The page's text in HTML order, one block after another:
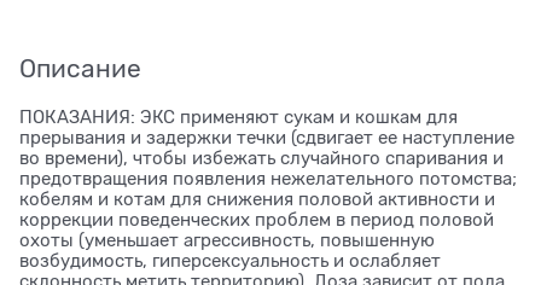
Описание
ПОКАЗАНИЯ: ЭКС применяют сукам и кошкам для
прерывания и задержки течки (сдвигает ее наступление
во времени), чтобы избежать случайного спаривания и
предотвращения появления нежелательного потомства;
кобелям и котам для снижения половой активности и
коррекции поведенческих проблем в период половой
охоты (уменьшает агрессивность, повышенную
возбудимость, гиперсексуальность и ослабляет
склонность метить территорию). Доза зависит от пола